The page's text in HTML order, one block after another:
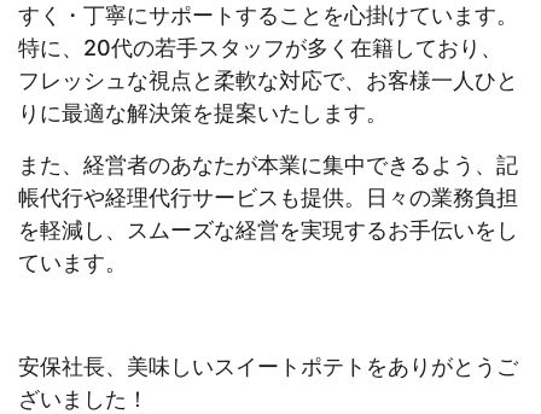
すく・丁寧にサポートすることを心掛けています。
特に、20代の若手スタッフが多く在籍しており、
フレッシュな視点と柔軟な対応で、お客様一人ひと
りに最適な解決策を提案いたします。
また、経営者のあなたが本業に集中できるよう、記
帳代行や経理代行サービスも提供。日々の業務負担
を軽減し、スムーズな経営を実現するお手伝いをし
ています。
安保社長、美味しいスイートポテトをありがとうご
ざいました！